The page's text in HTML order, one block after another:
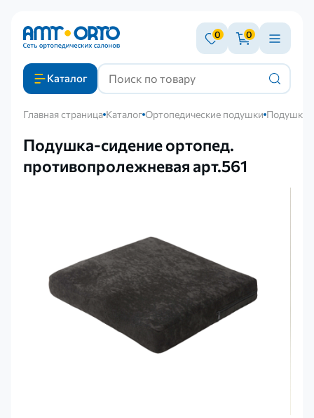
0 0
Каталог
Главная страница Каталог Ортопедические подушки Подушки
Подушка-сидение ортопед.
противопролежневая арт.561